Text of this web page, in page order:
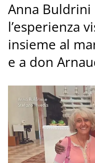
Anna Buldrini
l’esperienza
insieme al
e a don